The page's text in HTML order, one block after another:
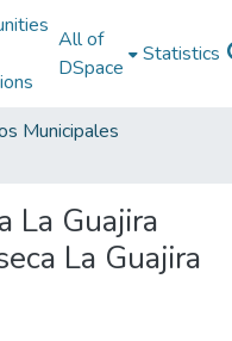
All of
DSpace
Statistics
Municipales
La Guajira
La Guajira